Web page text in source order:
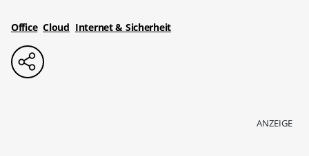
Office Cloud Internet & Sicherheit
ANZEIGE